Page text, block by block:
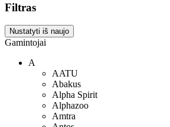
Filtras
Nustatyti iš naujo
Gamintojai
A
AATU
Abakus
Alpha Spirit
Alphazoo
Amtra